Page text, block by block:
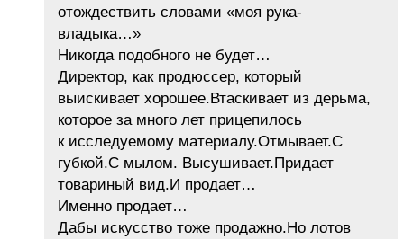
отождествить словами «моя рука-
владыка…»
Никогда подобного не будет…
Директор, как продюссер, который
выискивает хорошее.Втаскивает из дерьма,
которое за много лет прицепилось
к исследуемому материалу.Отмывает.С
губкой.С мылом. Высушивает.Придает
товариный вид.И продает…
Именно продает…
Дабы искусство тоже продажно.Но лотов